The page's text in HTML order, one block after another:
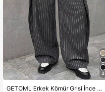
4,60 1.1K Takipçiler
4,60 1.1K Takipçiler
4,60 1.1K Takipçiler4
GETOML Erkek Kömür Grisi İnce Çizgili Pileli Geniş Paça Pantolon, Rahat Kesim Sokak Stili Pantolon